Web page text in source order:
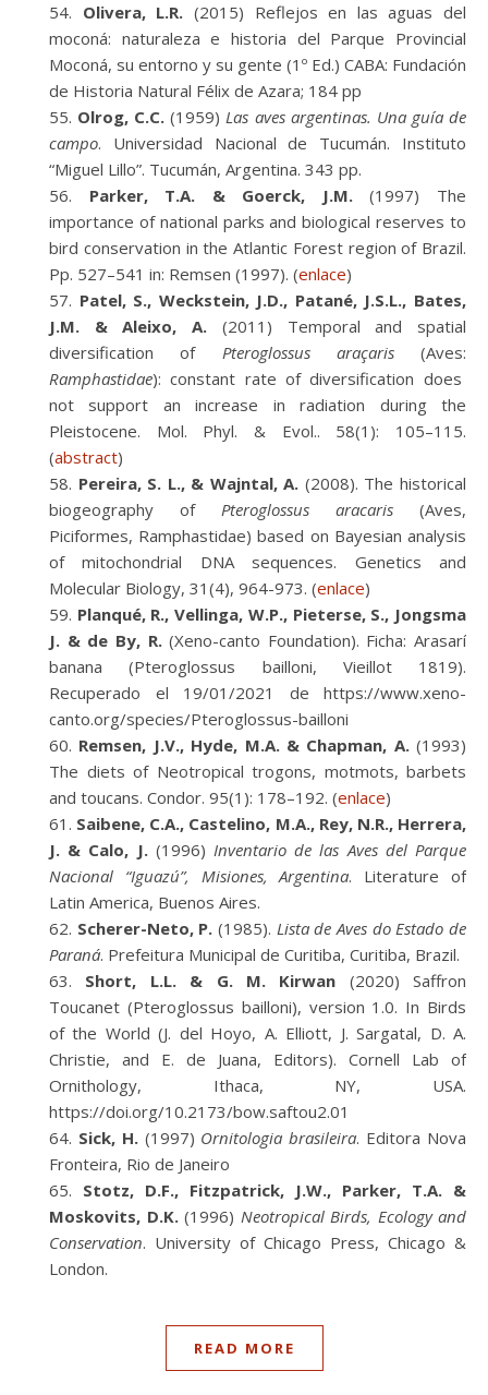
Olivera, L.R. (2015) Reflejos en las aguas del
moconá: naturaleza e historia del Parque Provincial
Moconá, su entorno y su gente (1º Ed.) CABA: Fundación
de Historia Natural Félix de Azara; 184 pp
Olrog, C.C. (1959)Las aves argentinas. Una guía de
campo. Universidad Nacional de Tucumán. Instituto
“Miguel Lillo”. Tucumán, Argentina. 343 pp.
Parker, T.A. & Goerck, J.M.(1997) The
importance of national parks and biological reserves to
bird conservation in the Atlantic Forest region of Brazil.
Pp. 527–541 in: Remsen (1997). (enlace)
Patel, S., Weckstein, J.D., Patané, J.S.L., Bates,
J.M. & Aleixo, A. (2011) Temporal and spatial
diversification of Pteroglossus araçaris(Aves:
Ramphastidae): constant rate of diversification does
not support an increase in radiation during the
Pleistocene. Mol. Phyl. & Evol.. 58(1): 105–115.
(abstract)
Pereira, S. L., & Wajntal, A. (2008). The historical
biogeography of Pteroglossus aracaris (Aves,
Piciformes, Ramphastidae) based on Bayesian analysis
of mitochondrial DNA sequences. Genetics and
Molecular Biology, 31(4), 964-973. (enlace)
Planqué, R., Vellinga, W.P., Pieterse, S., Jongsma
J. & de By, R.(Xeno-canto Foundation). Ficha: Arasarí
banana (Pteroglossus bailloni, Vieillot 1819).
Recuperado el 19/01/2021 de https://www.xeno-
canto.org/species/Pteroglossus-bailloni
Remsen, J.V., Hyde, M.A. & Chapman, A.(1993)
The diets of Neotropical trogons, motmots, barbets
and toucans. Condor. 95(1): 178–192. (enlace)
Saibene, C.A., Castelino, M.A., Rey, N.R., Herrera,
J. & Calo, J.(1996)Inventario de las Aves del Parque
Nacional “Iguazú”, Misiones, Argentina. Literature of
Latin America, Buenos Aires.
Scherer-Neto, P. (1985). Lista de Aves do Estado de
Paraná. Prefeitura Municipal de Curitiba, Curitiba, Brazil.
Short, L.L. & G. M. Kirwan (2020) Saffron
Toucanet (Pteroglossus bailloni), version 1.0. In Birds
of the World (J. del Hoyo, A. Elliott, J. Sargatal, D. A.
Christie, and E. de Juana, Editors). Cornell Lab of
Ornithology, Ithaca, NY, USA.
https://doi.org/10.2173/bow.saftou2.01
Sick, H.(1997) Ornitologia brasileira. Editora Nova
Fronteira, Rio de Janeiro
Stotz, D.F., Fitzpatrick, J.W., Parker, T.A. &
Moskovits, D.K.(1996) Neotropical Birds, Ecology and
Conservation. University of Chicago Press, Chicago &
London.
READ MORE